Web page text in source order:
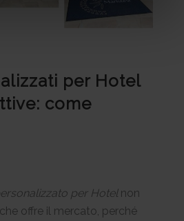
per Hotel
come
per Hotelnon
offre il mercato, perché